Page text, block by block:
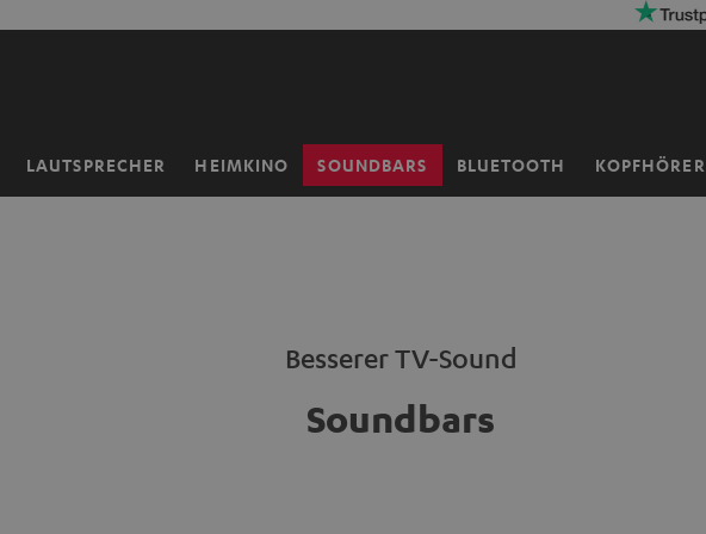
LAUTSPRECHER HEIMKINO SOUNDBARS BLUETOOTH KOPFHÖRER
Startseite
Besserer TV-Sound
Soundbars